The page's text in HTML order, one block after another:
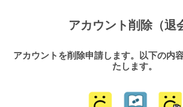
アカウント削除（退
アカウントを削除申請します。以下の内
たします。